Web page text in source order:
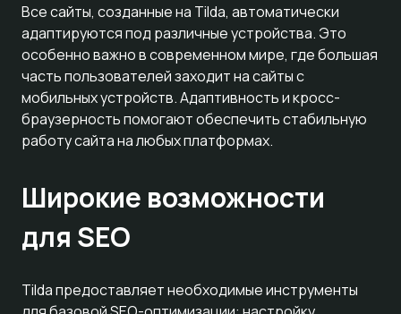
Все сайты, созданные на Tilda, автоматически
адаптируются под различные устройства. Это
особенно важно в современном мире, где большая
часть пользователей заходит на сайты с
мобильных устройств. Адаптивность и кросс-
браузерность помогают обеспечить стабильную
работу сайта на любых платформах.
Широкие возможности
для SEO
Tilda предоставляет необходимые инструменты